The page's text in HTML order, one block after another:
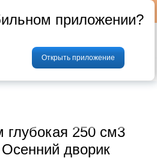
Фрукты и овощи Мясо Птица
250 см3
дворик
приложении?
Открыть приложение